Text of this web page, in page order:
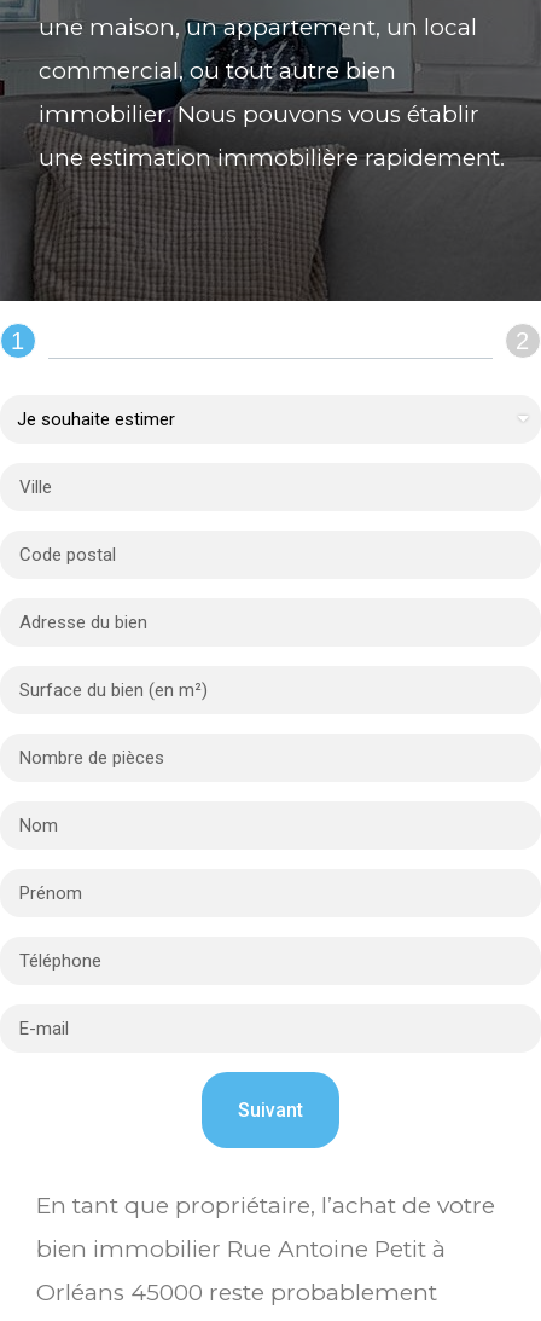
une maison, un appartement, un local
commercial, ou tout autre bien
immobilier. Nous pouvons vous établir
une estimation immobilière rapidement.
REMPLIR LE FORMULAIRE :
1 2
En tant que propriétaire, l’achat de votre
bien immobilier Rue Antoine Petit à
Orléans 45000 reste probablement